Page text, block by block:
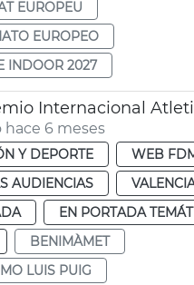
EUROPEU
EUROPEO
INDOOR 2027
6 meses
Y DEPORTE
WEB
AUDIENCIAS
EN PORTADA
BENIMÀMET
LUIS PUIG